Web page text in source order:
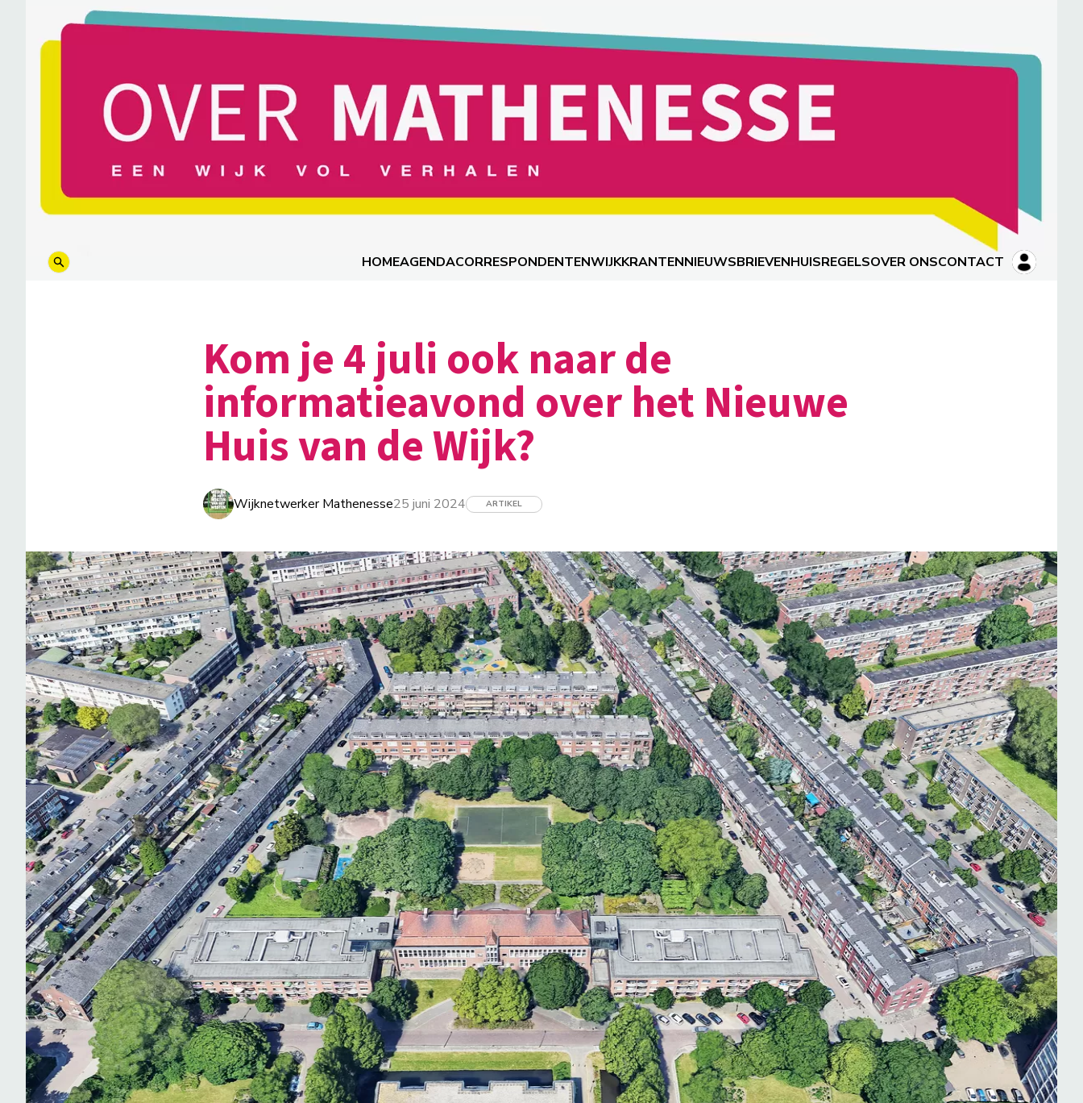
HOMEAGENDACORRESPONDENTENWIJKKRANTENNIEUWSBRIEVENHUISREGELSOVER ONSCONTACT
Kom je 4 juli ook naar de
informatieavond over het Nieuwe
Huis van de Wijk?
Wijknetwerker Mathenesse25 juni 2024 ARTIKEL